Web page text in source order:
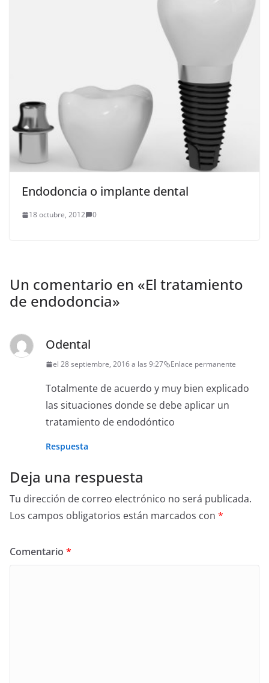
Endodoncia o implante dental
18 octubre, 2012 0
Un comentario en «El tratamiento
de endodoncia»
Odental
el 28 septiembre, 2016 a las 9:27 Enlace permanente
Totalmente de acuerdo y muy bien explicado
las situaciones donde se debe aplicar un
tratamiento de endodóntico
Respuesta
Deja una respuesta
Tu dirección de correo electrónico no será publicada.
Los campos obligatorios están marcados con *
Comentario *